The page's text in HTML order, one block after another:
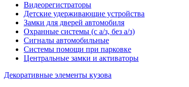
Видеорегистраторы
Детские удерживающие устройства
Замки для дверей автомобиля
Охранные системы (с а/з, без а/з)
Сигналы автомобильные
Системы помощи при парковке
Центральные замки и активаторы
Декоративные элементы кузова